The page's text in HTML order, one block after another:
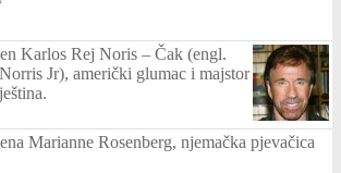
Karlos Rej Noris – Čak (engl.
Jr), američki glumac i majstor
Marianne Rosenberg, njemačka pjevačica